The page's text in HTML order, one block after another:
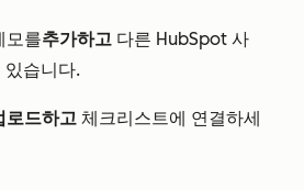
모를추가하고 다른 HubSpot 사
있습니다.
로드하고 체크리스트에 연결하세